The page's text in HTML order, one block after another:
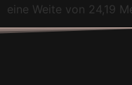
eine Weite von 24,19